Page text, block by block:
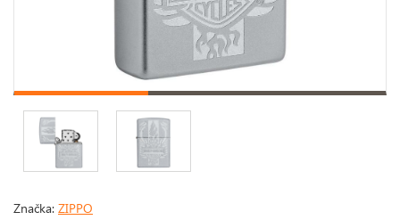
Značka: ZIPPO